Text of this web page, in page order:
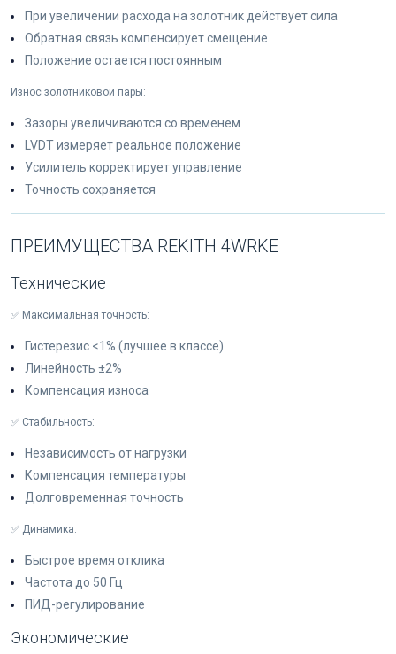
При увеличении расхода на золотник действует сила
Обратная связь компенсирует смещение
Положение остается постоянным
Износ золотниковой пары:
Зазоры увеличиваются со временем
LVDT измеряет реальное положение
Усилитель корректирует управление
Точность сохраняется
ПРЕИМУЩЕСТВА REKITH 4WRKE
Технические
✅ Максимальная точность:
Гистерезис <1% (лучшее в классе)
Линейность ±2%
Компенсация износа
✅ Стабильность:
Независимость от нагрузки
Компенсация температуры
Долговременная точность
✅ Динамика:
Быстрое время отклика
Частота до 50 Гц
ПИД-регулирование
Экономические